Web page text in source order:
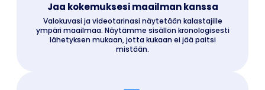
Jaa kokemuksesi maailman kanssa
Valokuvasi ja videotarinasi näytetään kalastajille
ympäri maailmaa. Näytämme sisällön kronologisesti
lähetyksen mukaan, jotta kukaan ei jää paitsi
mistään.